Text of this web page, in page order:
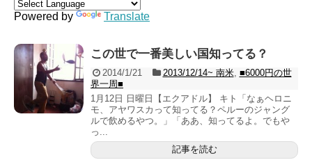
Powered by Translate
この世で一番美しい国知ってる？
2014/1/21 2013/12/14~ 南米, ■6000円の世
界一周■
1月12日 日曜日【エクアドル】 キト「なぁヘロニ
モ、アヤワスカって知ってる？ペルーのジャング
ルで飲めるやつ。」「ああ、知ってるよ。でもや
っ...
記事を読む